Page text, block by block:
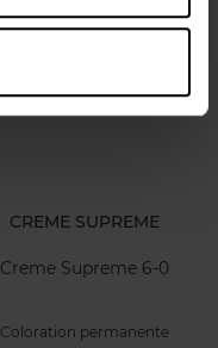
CREME SUPREME
Creme Supreme 6-0
Coloration permanente